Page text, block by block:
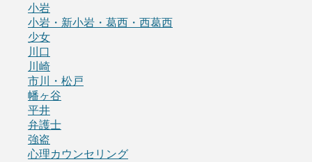
小岩
小岩・新小岩・葛西・西葛西
少女
川口
川崎
市川・松戸
幡ヶ谷
平井
弁護士
強盗
心理カウンセリング